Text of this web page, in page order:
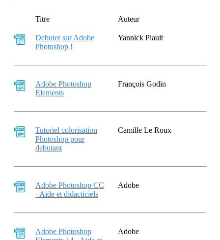
Titre Auteur
Debuter sur Adobe
Photoshop !
Yannick Piault
Adobe Photoshop
Elements
François Godin
Tutoriel colorisation
Photoshop pour
debutant
Camille Le Roux
Adobe Photoshop CC
- Aide et didacticiels
Adobe
Adobe Photoshop
Adobe